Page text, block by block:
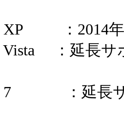
XP ：2014年
Vista ：延長サ
7 ：延長サ